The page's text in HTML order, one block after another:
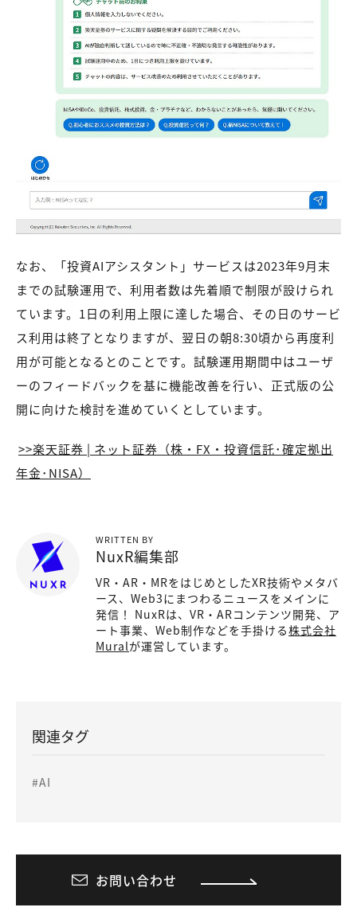
なお、「投資AIアシスタント」サービスは2023年9月末
までの試験運用で、利用者数は先着順で制限が設けられ
ています。1日の利用上限に達した場合、その日のサービ
ス利用は終了となりますが、翌日の朝8:30頃から再度利
用が可能となるとのことです。試験運用期間中はユーザ
ーのフィードバックを基に機能改善を行い、正式版の公
開に向けた検討を進めていくとしています。
>>楽天証券 | ネット証券（株・FX・投資信託･確定拠出
年金･NISA）
WRITTEN BY
NuxR編集部
VR・AR・MRをはじめとしたXR技術やメタバ
ース、Web3にまつわるニュースをメインに
発信！ NuxRは、VR・ARコンテンツ開発、ア
ート事業、Web制作などを手掛ける株式会社
Muralが運営しています。
関連タグ
#AI
お問い合わせ